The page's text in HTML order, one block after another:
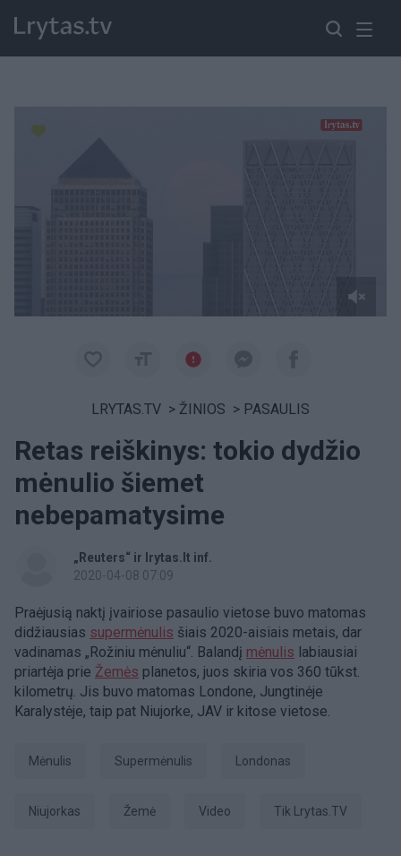
LRYTAS.TV > ŽINIOS > PASAULIS
Retas reiškinys: tokio dydžio
mėnulio šiemet
nebepamatysime
„Reuters“ ir lrytas.lt inf.
2020-04-08 07:09
Praėjusią naktį įvairiose pasaulio vietose buvo matomas
didžiausias supermėnulis šiais 2020-aisiais metais, dar
vadinamas „Rožiniu mėnuliu“. Balandį mėnulis labiausiai
priartėja prie Žemės planetos, juos skiria vos 360 tūkst.
kilometrų. Jis buvo matomas Londone, Jungtinėje
Karalystėje, taip pat Niujorke, JAV ir kitose vietose.
Mėnulis supermėnulis Londonas
Niujorkas Žemė Video tik Lrytas.TV